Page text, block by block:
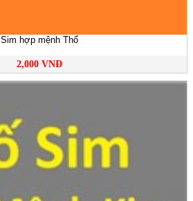
Sim hợp mệnh Thổ
2,000 VNĐ